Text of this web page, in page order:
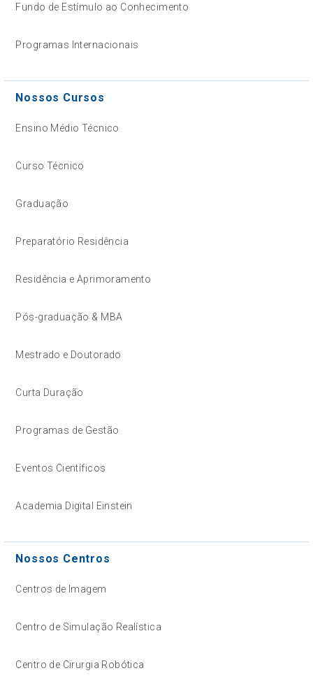
Fundo de Estímulo ao Conhecimento
Programas Internacionais
Nossos Cursos
Ensino Médio Técnico
Curso Técnico
Graduação
Preparatório Residência
Residência e Aprimoramento
Pós-graduação & MBA
Mestrado e Doutorado
Curta Duração
Programas de Gestão
Eventos Científicos
Academia Digital Einstein
Nossos Centros
Centros de Imagem
Centro de Simulação Realística
Centro de Cirurgia Robótica